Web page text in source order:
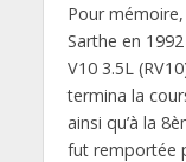
Pour mémoire,
Sarthe en
V10 3.5L
termina la
ainsi qu’à la
fut remportée